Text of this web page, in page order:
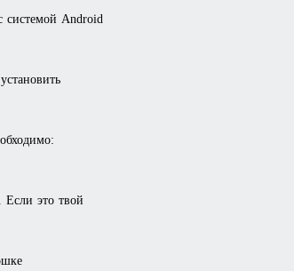
системой Android
Если это твой